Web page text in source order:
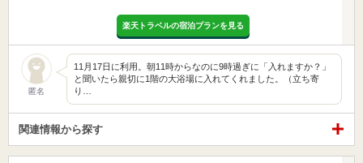
楽天トラベルの宿泊プランを見る
匿名
11月17日に利用。朝11時からなのに9時過ぎに「入れますか？」
と聞いたら親切に1階の大浴場に入れてくれました。（立ち寄
り…
関連情報から探す